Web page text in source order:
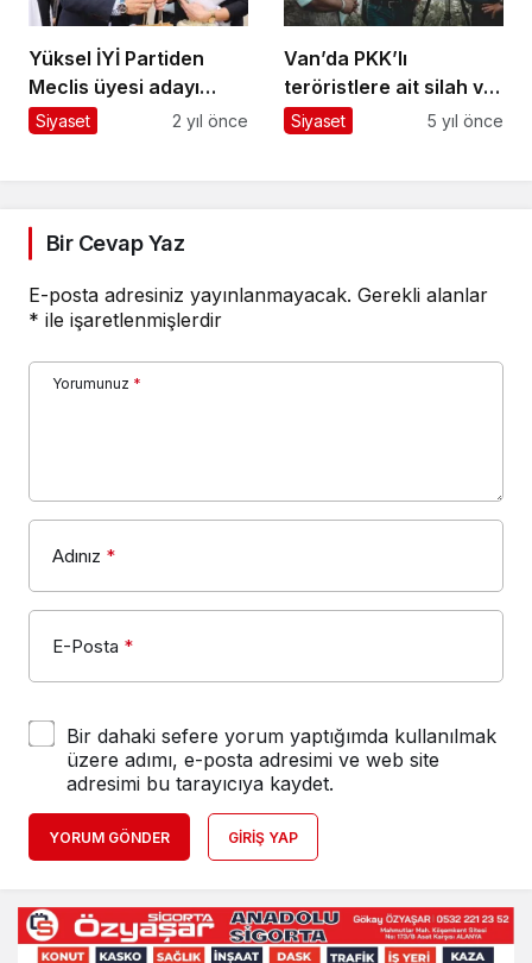
Yüksel İYİ Partiden
Meclis üyesi adayı
oluyor
Siyaset 2 yıl önce
Van’da PKK’lı
teröristlere ait silah ve
roketatar mühimmatı
Siyaset 5 yıl önce
Bir Cevap Yaz
E-posta adresiniz yayınlanmayacak. Gerekli alanlar
* ile işaretlenmişlerdir
Yorumunuz *
Adınız *
E-Posta *
Bir dahaki sefere yorum yaptığımda kullanılmak
üzere adımı, e-posta adresimi ve web site
adresimi bu tarayıcıya kaydet.
YORUM GÖNDER GIRIŞ YAP